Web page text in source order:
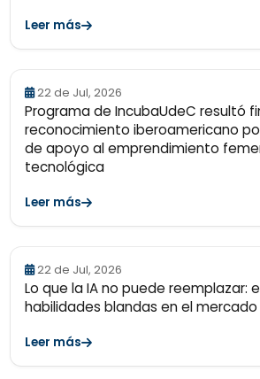
Leer más
22 de Jul, 2026
Programa de IncubaUdeC resultó
reconocimiento iberoamericano
de apoyo al emprendimiento
tecnológica
Leer más
22 de Jul, 2026
Lo que la IA no puede reemplazar:
habilidades blandas en el
Leer más